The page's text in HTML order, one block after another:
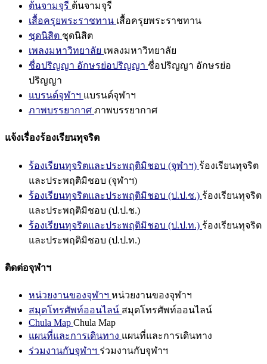
ต้นจามจุรี ต้นจามจุรี
เสื้อครุยพระราชทาน เสื้อครุยพระราชทาน
ชุดนิสิต ชุดนิสิต
เพลงมหาวิทยาลัย เพลงมหาวิทยาลัย
ชื่อปริญญา อักษรย่อปริญญา ชื่อปริญญา อักษรย่อ
ปริญญา
แบรนด์จุฬาฯ แบรนด์จุฬาฯ
ภาพบรรยากาศ ภาพบรรยากาศ
แจ้งเรื่องร้องเรียนทุจริต
ร้องเรียนทุจริตและประพฤติมิชอบ (จุฬาฯ) ร้องเรียนทุจริต
และประพฤติมิชอบ (จุฬาฯ)
ร้องเรียนทุจริตและประพฤติมิชอบ (ป.ป.ช.) ร้องเรียนทุจริต
และประพฤติมิชอบ (ป.ป.ช.)
ร้องเรียนทุจริตและประพฤติมิชอบ (ป.ป.ท.) ร้องเรียนทุจริต
และประพฤติมิชอบ (ป.ป.ท.)
ติดต่อจุฬาฯ
หน่วยงานของจุฬาฯ หน่วยงานของจุฬาฯ
สมุดโทรศัพท์ออนไลน์ สมุดโทรศัพท์ออนไลน์
Chula Map Chula Map
แผนที่และการเดินทาง แผนที่และการเดินทาง
ร่วมงานกับจุฬาฯ ร่วมงานกับจุฬาฯ